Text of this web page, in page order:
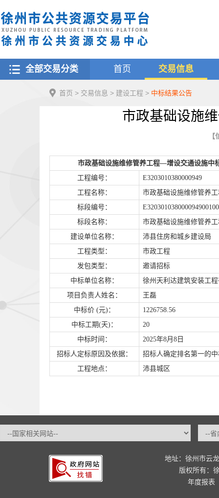
全部交易分类 首页 交易信息
首页 > 交易信息 > 建设工程 > 中标结果公告
市政基础设施
市政基础设施维修管养工程—增设交通设施中
工程编号：
E3203010380000949
工程名称：
市政基础设施维修管养
标段编号：
E320301038000094900100
标段名称：
市政基础设施维修管养
建设单位名称：
沛县住房和城乡建设局
工程类型：
市政工程
发包类型：
邀请招标
中标单位名称：
徐州天利达建筑安装工
项目负责人姓名：
王磊
中标价 (元)：
1226758.56
中标工期(天)：
20
中标时间：
2025年8月 8 日
招标人定标原因及依据：
招标人确定排名第一的
工程地点：
沛县城区
地址：徐州市云
版权所有：
年度报表